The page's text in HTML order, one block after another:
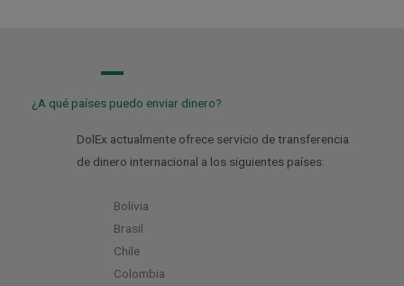
A
¿A qué países puedo enviar dinero?
DolEx actualmente ofrece servicio de transferencia
de dinero internacional a los siguientes países:
Bolivia
Brasil
Chile
Colombia